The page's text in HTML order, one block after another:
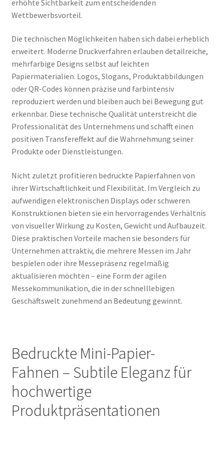
erhöhte Sichtbarkeit zum entscheidenden
Wettbewerbsvorteil.
Die technischen Möglichkeiten haben sich dabei erheblich
erweitert. Moderne Druckverfahren erlauben detailreiche,
mehrfarbige Designs selbst auf leichten
Papiermaterialien. Logos, Slogans, Produktabbildungen
oder QR-Codes können präzise und farbintensiv
reproduziert werden und bleiben auch bei Bewegung gut
erkennbar. Diese technische Qualität unterstreicht die
Professionalität des Unternehmens und schafft einen
positiven Transfereffekt auf die Wahrnehmung seiner
Produkte oder Dienstleistungen.
Nicht zuletzt profitieren bedruckte Papierfahnen von
ihrer Wirtschaftlichkeit und Flexibilität. Im Vergleich zu
aufwendigen elektronischen Displays oder schweren
Konstruktionen bieten sie ein hervorragendes Verhältnis
von visueller Wirkung zu Kosten, Gewicht und Aufbauzeit.
Diese praktischen Vorteile machen sie besonders für
Unternehmen attraktiv, die mehrere Messen im Jahr
bespielen oder ihre Messepräsenz regelmäßig
aktualisieren möchten – eine Form der agilen
Messekommunikation, die in der schnelllebigen
Geschäftswelt zunehmend an Bedeutung gewinnt.
Bedruckte Mini-Papier-
Fahnen – Subtile Eleganz für
hochwertige
Produktpräsentationen